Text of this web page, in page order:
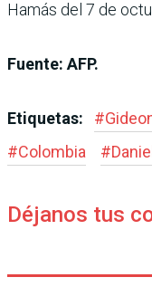
Hamás del 7 de
Fuente: AFP.
Etiquetas: #
#Colombia #
Déjanos tus